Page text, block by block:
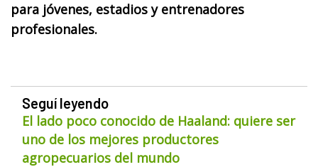
para jóvenes, estadios y entrenadores
profesionales.
Seguí leyendo
El lado poco conocido de Haaland: quiere ser
uno de los mejores productores
agropecuarios del mundo